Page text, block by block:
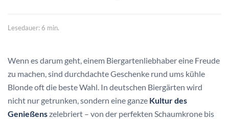
Lesedauer: 6 min.
Wenn es darum geht, einem Biergartenliebhaber eine Freude
zu machen, sind durchdachte Geschenke rund ums kühle
Blonde oft die beste Wahl. In deutschen Biergärten wird
nicht nur getrunken, sondern eine ganze Kultur des
Genießenszelebriert – von der perfekten Schaumkrone bis